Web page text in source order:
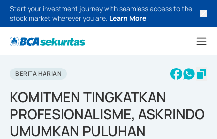
Start your investment journey with seamless access to the
stock market wherever you are. Learn More
BERITA HARIAN
KOMITMEN TINGKATKAN
PROFESIONALISME, ASKRINDO
UMUMKAN PULUHAN